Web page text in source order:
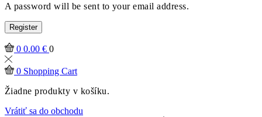
A password will be sent to your email address.
Register
0 0.00 € 0
0 Shopping Cart
Žiadne produkty v košíku.
Vrátiť sa do obchodu